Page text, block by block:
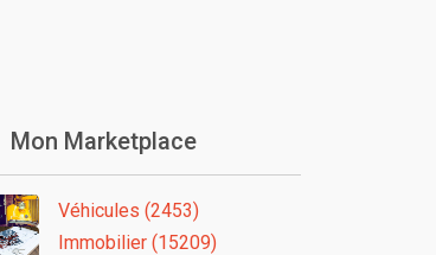
Mon Marketplace
Véhicules (2453)
Immobilier (15209)